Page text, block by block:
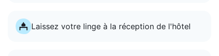
Laissez votre linge à la réception de l'hôtel